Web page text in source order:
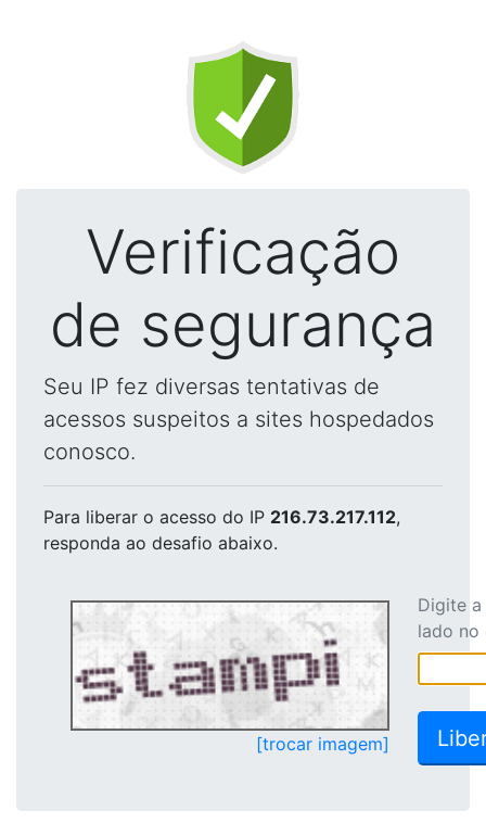
Verificação
de segurança
Seu IP fez diversas tentativas de
acessos suspeitos a sites hospedados
conosco.
Para liberar o acesso do IP 216.73.217.112,
responda ao desafio abaixo.
[trocar imagem]
Digite
lado no